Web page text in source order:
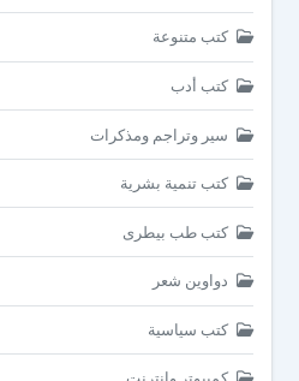
كتب متنوعة
كتب أدب
سير وتراجم ومذكرات
كتب تنمية بشرية
كتب طب بيطرى
دواوين شعر
كتب سياسية